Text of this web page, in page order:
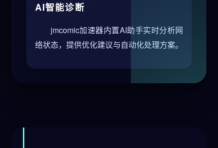
AI智能诊断
jmcomic加速器内置AI助手实时分析网
络状态，提供优化建议与自动化处理方案。